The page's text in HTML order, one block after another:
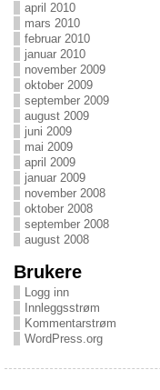
april 2010
mars 2010
februar 2010
januar 2010
november 2009
oktober 2009
september 2009
august 2009
juni 2009
mai 2009
april 2009
januar 2009
november 2008
oktober 2008
september 2008
august 2008
Brukere
Logg inn
Innleggsstrøm
Kommentarstrøm
WordPress.org